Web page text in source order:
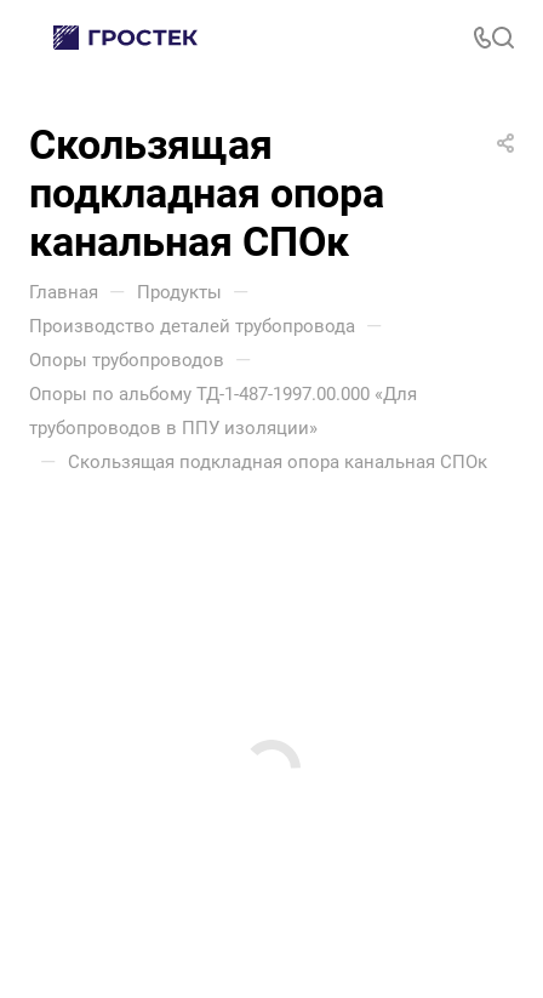
Скользящая
подкладная опора
канальная СПОк
Главная — Продукты —
Производство деталей трубопровода —
Опоры трубопроводов —
Опоры по альбому ТД-1-487-1997.00.000 «Для
трубопроводов в ППУ изоляции»
— Скользящая подкладная опора канальная СПОк